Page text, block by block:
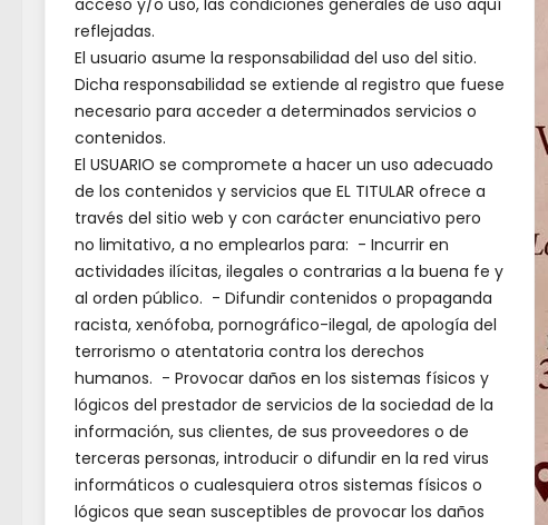
acceso y/o uso, las condiciones generales de uso aquí
reflejadas.
El usuario asume la responsabilidad del uso del sitio.
Dicha responsabilidad se extiende al registro que fuese
necesario para acceder a determinados servicios o
contenidos.
El USUARIO se compromete a hacer un uso adecuado
de los contenidos y servicios que EL TITULAR ofrece a
través del sitio web y con carácter enunciativo pero
no limitativo, a no emplearlos para: - Incurrir en
actividades ilícitas, ilegales o contrarias a la buena fe y
al orden público. - Difundir contenidos o propaganda
racista, xenófoba, pornográfico-ilegal, de apología del
terrorismo o atentatoria contra los derechos
humanos. - Provocar daños en los sistemas físicos y
lógicos del prestador de servicios de la sociedad de la
información, sus clientes, de sus proveedores o de
terceras personas, introducir o difundir en la red virus
informáticos o cualesquiera otros sistemas físicos o
lógicos que sean susceptibles de provocar los daños
FESTIVOS CLM Y LOCALES 2026
1 de enero:Año Nuevo (jueves).
6 de enero:Epifanía del
Señor/Reyes (martes).
2 de abril:Jueves Santo (jueves).
3 de abril:Viernes Santo
(viernes).o
6 de abril: Lunes de Pascua (lunes
- festivo regional).
1 de mayo:Fiesta del Trabajo
(viernes)
4 de junio:Corpus Christi (jueves -
festivo regional, sustituye al 6 de
diciembre).
24 de julio:Santiago.